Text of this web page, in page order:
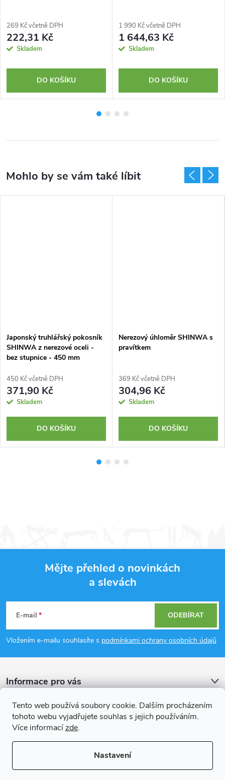
Tento web používá soubory cookie. Dalším procházením
tohoto webu vyjadřujete souhlas s jejich používáním.
Více informacízde.
Nastavení
269 Kč včetně DPH
222,31 Kč
Skladem
DO KOŠÍKU
1 990 Kč včetně DPH
1 644,63 Kč
Skladem
DO KOŠÍKU
Japonský truhlářský pokosník
SHINWA z nerezové oceli -
bez stupnice - 450 mm
450 Kč včetně DPH
371,90 Kč
Skladem
DO KOŠÍKU
Nerezový úhloměr SHINWA s
pravítkem
369 Kč včetně DPH
304,96 Kč
Skladem
DO KOŠÍKU
p
t
Mějte přehled o novinkách
a slevách
E-mail
Vložením e-mailu souhlasíte s podmínkami ochrany osobních údajů
ODEBÍRAT
Informace pro vás
Přijímáme online platby
Copyright 2026Rockfast.cz. Všechna práva vyhrazena.Upravit nastavení